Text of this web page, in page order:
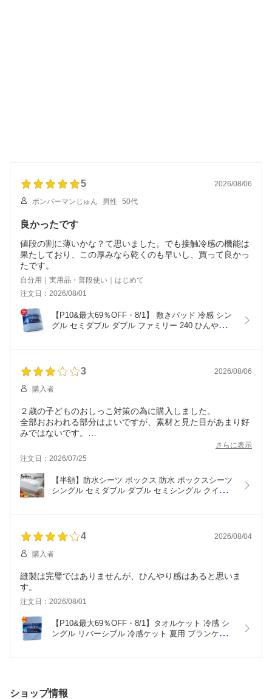
5 2026/08/06
ボンバーマンじゅん 男性 50代
良かったです
値段の割に薄いかな？て思いました。でも接触冷感の機能は
果たしており、この厚みなら乾くのも早いし、買って良かっ
たです。
自分用｜実用品・普段使い｜はじめて
注文日：2026/08/01
【P10&最大69％OFF・8/1】 敷きパッド 冷感 シン
グル セミダブル ダブル ファミリー 240 ひんやり
3 2026/08/06
購入者
２歳の子どものおしっこ対策の為に購入しました。
全部おおわれる部分はよいですが、素材と見た目があまり好
みではないです。
1番重要なおしっこがまだ漏れていない為、浸透するのか分
かりませんが期待を込めて。
さらに表示
注文日：2026/07/25
【半額】防水シーツ ボックス 防水 ボックスシーツ
シングル セミダブル ダブル セミシングル クイーン
4 2026/08/04
購入者
縫製は完璧ではありませんが、ひんやり感はあると思いま
す。
注文日：2026/08/01
【P10&最大69％OFF・8/1】タオルケット 冷感 シ
ングル リバーシブル 冷感ケット 夏用 ブランケット
ショップ情報